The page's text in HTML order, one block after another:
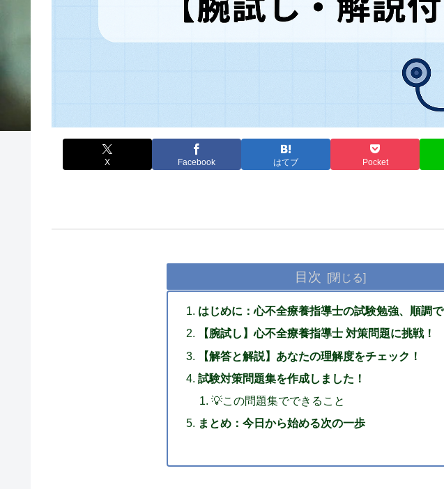
X Facebook はてブ Pocket
目次
はじめに：心不全療養指導士の試験勉強、順調
【腕試し】心不全療養指導士 対策問題に挑戦！
【解答と解説】あなたの理解度をチェック！
試験対策問題集を作成しました！
💡この問題集でできること
まとめ：今日から始める次の一歩